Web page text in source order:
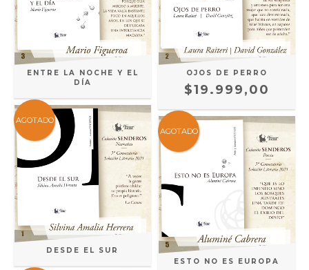
ENTRE LA NOCHE Y EL
DÍA
OJOS DE PERRO
$19.999,00
AGOTADO
DESDE EL SUR
AGOTADO
ESTO NO ES EUROPA